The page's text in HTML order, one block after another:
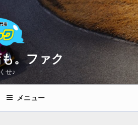
。ファク
せ♪
メニュー